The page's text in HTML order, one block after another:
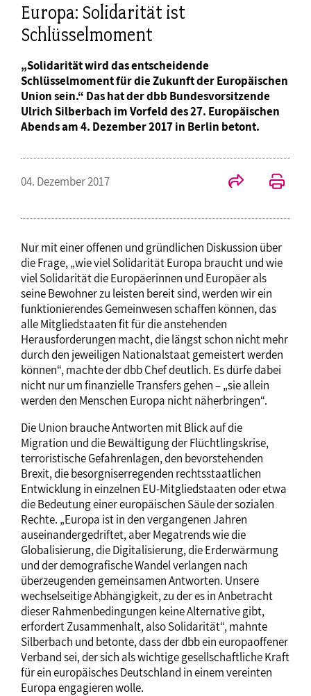
Europa: Solidarität ist
Schlüsselmoment
„Solidarität wird das entscheidende
Schlüsselmoment für die Zukunft der Europäischen
Union sein.“ Das hat der dbb Bundesvorsitzende
Ulrich Silberbach im Vorfeld des 27. Europäischen
Abends am 4. Dezember 2017 in Berlin betont.
04. Dezember 2017
Nur mit einer offenen und gründlichen Diskussion über
die Frage, „wie viel Solidarität Europa braucht und wie
viel Solidarität die Europäerinnen und Europäer als
seine Bewohner zu leisten bereit sind, werden wir ein
funktionierendes Gemeinwesen schaffen können, das
alle Mitgliedstaaten fit für die anstehenden
Herausforderungen macht, die längst schon nicht mehr
durch den jeweiligen Nationalstaat gemeistert werden
können“, machte der dbb Chef deutlich. Es dürfe dabei
nicht nur um finanzielle Transfers gehen – „sie allein
werden den Menschen Europa nicht näherbringen“.
Die Union brauche Antworten mit Blick auf die
Migration und die Bewältigung der Flüchtlingskrise,
terroristische Gefahrenlagen, den bevorstehenden
Brexit, die besorgniserregenden rechtsstaatlichen
Entwicklung in einzelnen EU-Mitgliedstaaten oder etwa
die Bedeutung einer europäischen Säule der sozialen
Rechte. „Europa ist in den vergangenen Jahren
auseinandergedriftet, aber Megatrends wie die
Globalisierung, die Digitalisierung, die Erderwärmung
und der demografische Wandel verlangen nach
überzeugenden gemeinsamen Antworten. Unsere
wechselseitige Abhängigkeit, zu der es in Anbetracht
dieser Rahmenbedingungen keine Alternative gibt,
erfordert Zusammenhalt, also Solidarität“, mahnte
Silberbach und betonte, dass der dbb ein europaoffener
Verband sei, der sich als wichtige gesellschaftliche Kraft
für ein europäisches Deutschland in einem vereinten
Europa engagieren wolle.